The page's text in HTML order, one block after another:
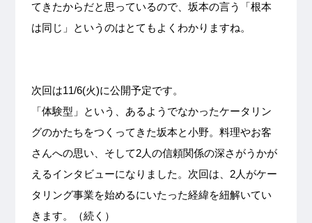
てきたからだと思っているので、坂本の言う「根本
は同じ」というのはとてもよくわかりますね。
次回は11/6(火)に公開予定です。
「体験型」という、あるようでなかったケータリン
グのかたちをつくってきた坂本と小野。料理やお客
さんへの思い、そして2人の信頼関係の深さがうかが
えるインタビューになりました。次回は、2人がケー
タリング事業を始めるにいたった経緯を紐解いてい
きます。（続く）